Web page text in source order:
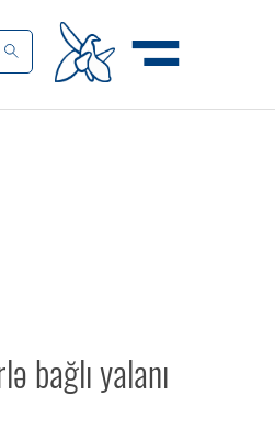
bağlı yalanı